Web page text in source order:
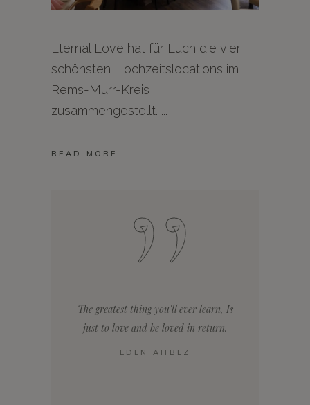
Eternal Love hat für Euch die vier
schönsten Hochzeitslocations im
Rems-Murr-Kreis
zusammengestellt.
READ MORE
The greatest thing you'll ever learn, Is
just to love and be loved in return.
EDEN AHBEZ